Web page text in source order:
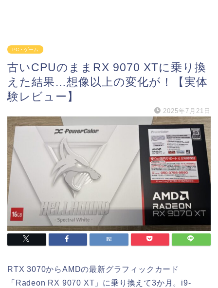
PC・ゲーム
古いCPUのままRX 9070 XTに乗り換
えた結果…想像以上の変化が！【実体
験レビュー】
2025年7月21日
RTX 3070からAMDの最新グラフィックカード
「Radeon RX 9070 XT」に乗り換えて3か月。i9-